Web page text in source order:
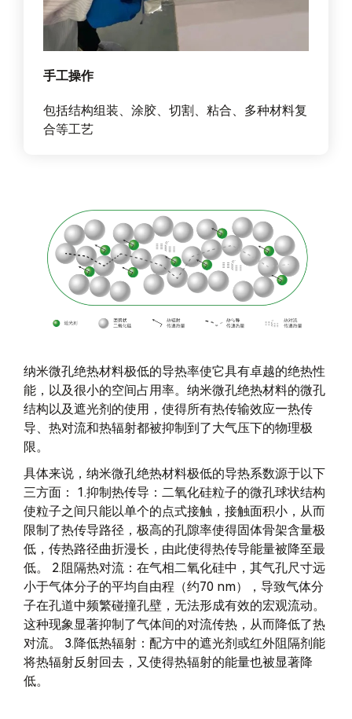
手工操作
包括结构组装、涂胶、切割、粘合、多种材料复
合等工艺
纳米微孔绝热材料极低的导热率使它具有卓越的绝热性
能，以及很小的空间占用率。纳米微孔绝热材料的微孔
结构以及遮光剂的使用，使得所有热传输效应—热传
导、热对流和热辐射都被抑制到了大气压下的物理极
限。
具体来说，纳米微孔绝热材料极低的导热系数源于以下
三方面： 1.抑制热传导：二氧化硅粒子的微孔球状结构
使粒子之间只能以单个的点式接触，接触面积小，从而
限制了热传导路径，极高的孔隙率使得固体骨架含量极
低，传热路径曲折漫长，由此使得热传导能量被降至最
低。 2.阻隔热对流：在气相二氧化硅中，其气孔尺寸远
小于气体分子的平均自由程（约70 nm），导致气体分
子在孔道中频繁碰撞孔壁，无法形成有效的宏观流动。
这种现象显著抑制了气体间的对流传热，从而降低了热
对流。 3.降低热辐射：配方中的遮光剂或红外阻隔剂能
将热辐射反射回去，又使得热辐射的能量也被显著降
低。